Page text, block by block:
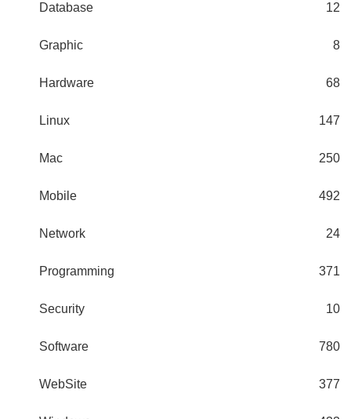
Database 12
Graphic 8
Hardware 68
Linux 147
Mac 250
Mobile 492
Network 24
Programming 371
Security 10
Software 780
WebSite 377